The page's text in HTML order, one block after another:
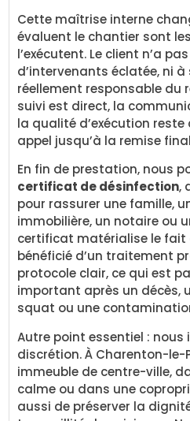
Cette maîtrise interne
évaluent le chantier sont
l’exécutent. Le client n’a
d’intervenants éclatée, ni
réellement responsable du
suivi est direct, la
la qualité d’exécution
appel jusqu’à la remise
En fin de prestation, nous
certificat de désinfection,
pour rassurer une famille,
immobilière, un notaire ou
certificat matérialise le fait
bénéficié d’un traitement
protocole clair, ce qui est
important après un décès,
squat ou une
Autre point essentiel : nous
discrétion. À Charenton-le-
immeuble de centre-ville,
calme ou dans une
aussi de préserver la